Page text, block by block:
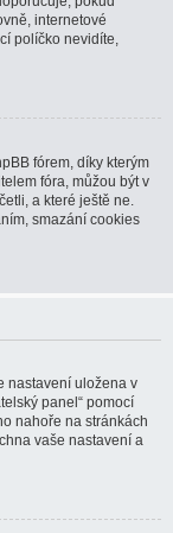
internetové
políčko nevidíte,
fórem, díky kterým
fóra, můžou být v
a které ještě ne.
smazání cookies
nastavení uložena v
panel“ pomocí
nahoře na stránkách
vaše nastavení a